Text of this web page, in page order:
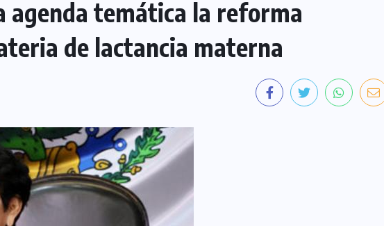
agenda temática la reforma
de lactancia materna